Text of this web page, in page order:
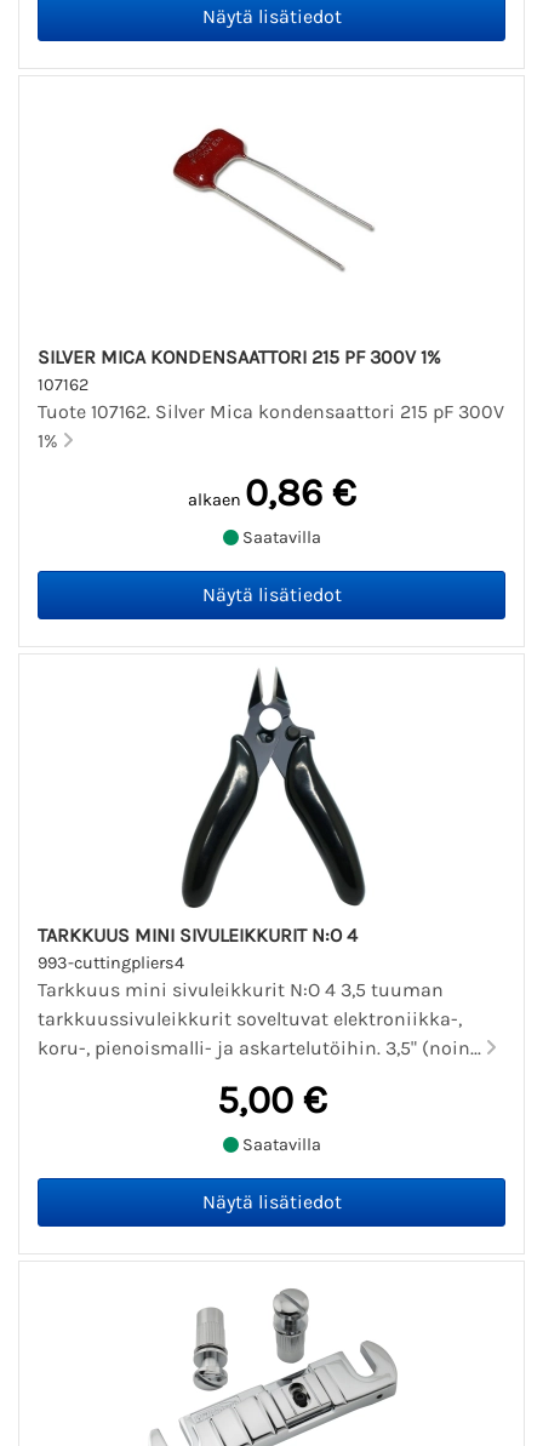
SILVER MICA KONDENSAATTORI 215 PF 300V 1%
107162
Tuote 107162. Silver Mica kondensaattori 215 pF 300V
1%
alkaen 0,86 €
Saatavilla
TARKKUUS MINI SIVULEIKKURIT N:O 4
993-cuttingpliers4
Tarkkuus mini sivuleikkurit N:O 4 3,5 tuuman
tarkkuussivuleikkurit soveltuvat elektroniikka-,
koru-, pienoismalli- ja askartelutöihin. 3,5" (noin...
5,00 €
Saatavilla